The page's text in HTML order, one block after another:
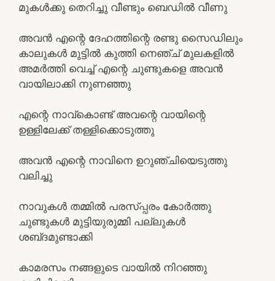
മുകൾക്കു തെറിച്ചു വീണ്ടും ബെഡിൽ വീണു
അവൻ എന്റെ ദേഹത്തിന്റെ രണ്ടു സൈഡിലും
കാലുകൾ മുട്ടിൽ കുത്തി നെഞ്ച് മുലകളിൽ
അമർത്തി വെച്ച് എന്റെ ചുണ്ടുകളെ അവൻ
വായിലാക്കി നുണഞ്ഞു
എന്റെ നാവ്കൊണ്ട് അവന്റെ വായിന്റെ
ഉള്ളിലേക്ക് തള്ളിക്കൊടുത്തു
അവൻ എന്റെ നാവിനെ ഉറുഞ്ചിയെടുത്തു
വലിച്ചു
നാവുകൾ തമ്മിൽ പരസ്പ്പരം കോർത്തു
ചുണ്ടുകൾ മുട്ടിയുരുമ്മി പല്ലുകൾ
ശബ്‌ദമുണ്ടാക്കി
കാമരസം നങ്ങളുടെ വായിൽ നിറഞ്ഞു